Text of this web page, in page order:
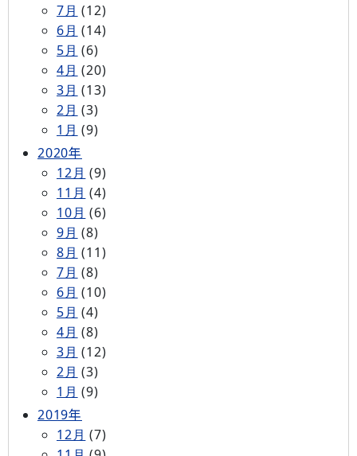
7月 (12)
6月 (14)
5月 (6)
4月 (20)
3月 (13)
2月 (3)
1月 (9)
2020年
12月 (9)
11月 (4)
10月 (6)
9月 (8)
8月 (11)
7月 (8)
6月 (10)
5月 (4)
4月 (8)
3月 (12)
2月 (3)
1月 (9)
2019年
12月 (7)